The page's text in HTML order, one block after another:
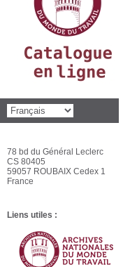
78 bd du Général Leclerc
CS 80405
59057 ROUBAIX Cedex 1
France
Liens utiles :